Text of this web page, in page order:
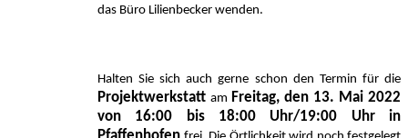
das Büro Lilienbecker wenden.
Halten Sie sich auch gerne schon den Termin für die
Projektwerkstatt am Freitag, den 13. Mai 2022
von 16:00 bis 18:00 Uhr/19:00 Uhr in